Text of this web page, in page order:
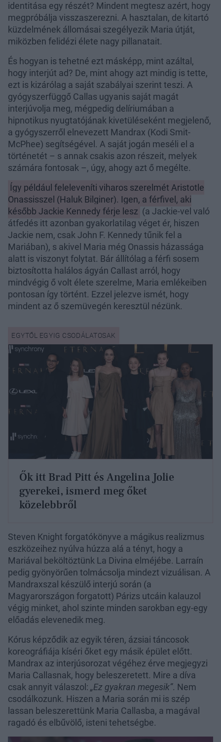
identitása egy részét? Mindent megtesz azért, hogy
megpróbálja visszaszerezni. A hasztalan, de kitartó
küzdelmének állomásai szegélyezik Maria útját,
miközben felidézi élete nagy pillanatait.
És hogyan is tehetné ezt másképp, mint azáltal,
hogy interjút ad? De, mint ahogy azt mindig is tette,
ezt is kizárólag a saját szabályai szerint teszi. A
gyógyszerfüggő Callas ugyanis saját magát
interjúvolja meg, mégpedig delíriumában a
hipnotikus nyugtatójának kivetüléseként megjelenő,
a gyógyszerről elnevezett Mandrax (Kodi Smit-
McPhee) segítségével. A saját jogán meséli el a
történetét – s annak csakis azon részeit, melyek
számára fontosak –, úgy, ahogy azt ő megélte.
Így például feleleveníti viharos szerelmét Aristotle
Onassisszel (Haluk Bilginer). Igen, a férfivel, aki
később Jackie Kennedy férje lesz (a Jackie-vel való
átfedés itt azonban gyakorlatilag véget ér, hiszen
Jackie nem, csak John F. Kennedy tűnik fel a
Mariában), s akivel Maria még Onassis házassága
alatt is viszonyt folytat. Bár állítólag a férfi sosem
biztosította halálos ágyán Callast arról, hogy
mindvégig ő volt élete szerelme, Maria emlékeiben
pontosan így történt. Ezzel jelezve ismét, hogy
mindent az ő szemüvegén keresztül nézünk.
Ők itt Brad Pitt és Angelina Jolie
gyerekei, ismerd meg őket
közelebbről
Steven Knight forgatókönyve a mágikus realizmus
eszközeihez nyúlva húzza alá a tényt, hogy a
Mariával beköltöztünk La Divina elméjébe. Larraín
pedig gyönyörűen tolmácsolja mindezt vizuálisan. A
Mandraxszal készülő interjú során (a
Magyarországon forgatott) Párizs utcáin kalauzol
végig minket, ahol szinte minden sarokban egy-egy
előadás elevenedik meg.
Kórus képződik az egyik téren, ázsiai táncosok
koreográfiája kíséri őket egy másik épület előtt.
Mandrax az interjúsorozat végéhez érve megjegyzi
Maria Callasnak, hogy beleszeretett. Mire a díva
csak annyit válaszol: „Ez gyakran megesik”. Nem
csodálkozunk. Hiszen a Maria során mi is szép
lassan beleszerettünk Maria Callasba, a magával
ragadó és elbűvölő, isteni tehetségbe.